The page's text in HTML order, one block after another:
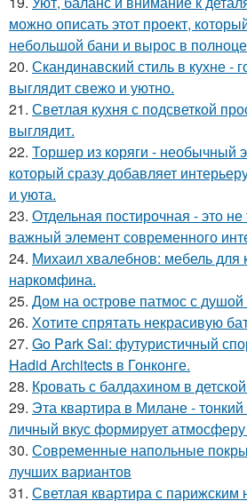
можно описать этот проект,
небольшой бани и вырос в
20. Скандинавский стиль в кухне -
выглядит свежо и уютно.
21. Светлая кухня с подсветкой
выглядит.
22. Торшер из коряги - необычный
который сразу добавляет
и уюта.
23. Отдельная постирочная - это не
важный элемент современного
24. Михаил хвалебнов: мебель для
наркомфина.
25. Дом на острове патмос с душой
26. Хотите спрятать некрасивую
27. Go Park Sai: футуристичный
Hadid Architects в Гонконге.
28. Кровать с балдахином в
29. Эта квартира в Милане - тонкий
личный вкус формирует
30. Современные напольные
лучших вариантов
31. Светлая квартира с парижским